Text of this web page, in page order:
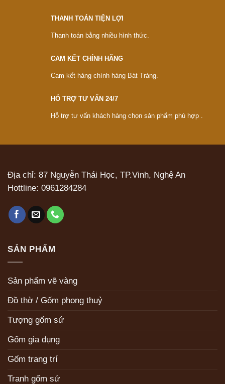
THANH TOÁN TIỆN LỢI
Thanh toán bằng nhiều hình thức.
CAM KẾT CHÍNH HÃNG
Cam kết hàng chính hàng Bát Tràng.
HỖ TRỢ TƯ VẤN 24/7
Hỗ trợ tư vấn khách hàng chọn sản phẩm phù hợp .
Địa chỉ: 87 Nguyễn Thái Học, TP.Vinh, Nghệ An
Hottline: 0961284284
SẢN PHẨM
Sản phẩm vẽ vàng
Đồ thờ / Gốm phong thuỷ
Tượng gốm sứ
Gốm gia dụng
Gốm trang trí
Tranh gốm sứ